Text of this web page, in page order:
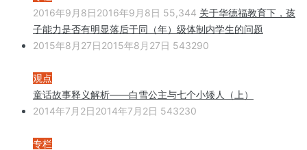
2016年9月8日2016年9月8日 55,344 关于华德福教育下，孩
子能力是否有明显落后于同（年）级体制内学生的问题
2015年8月27日2015年8月27日 543290
观点
童话故事释义解析——白雪公主与七个小矮人（上）
2014年7月2日2014年7月2日 543230
专栏